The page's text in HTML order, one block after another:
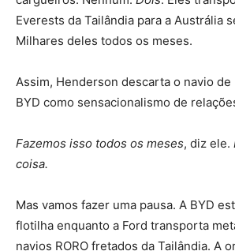
Everests da Tailândia para a Austrália
Milhares deles todos os meses.
Assim, Henderson descarta o navio
BYD como sensacionalismo de
Fazemos isso todos os meses, diz ele.
coisa.
Mas vamos fazer uma pausa. A BYD
flotilha enquanto a Ford transporta
navios RORO fretados da Tailândia. A